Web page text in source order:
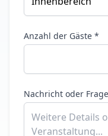
Anzahl der Gäste *
Nachricht oder